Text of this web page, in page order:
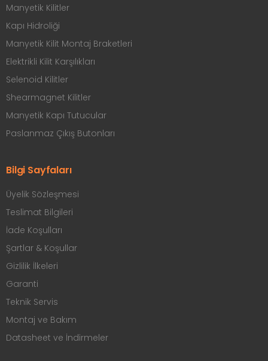
Manyetik Kilitler
Kapı Hidroliği
Manyetik Kilit Montaj Braketleri
Elektrikli Kilit Karşılıkları
Selenoid Kilitler
Shearmagnet Kilitler
Manyetik Kapı Tutucular
Paslanmaz Çıkış Butonları
Bilgi Sayfaları
Üyelik Sözleşmesi
Teslimat Bilgileri
İade Koşulları
Şartlar & Koşullar
Gizlilik İlkeleri
Garanti
Teknik Servis
Montaj ve Bakım
Datasheet ve İndirmeler